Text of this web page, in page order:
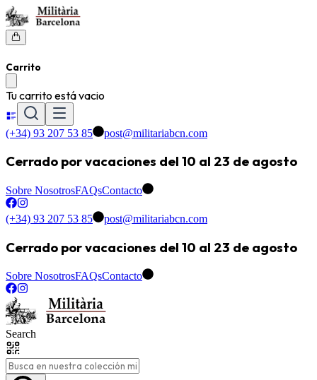
Carrito
Tu carrito está vacio
(+34) 93 207 53 85 post@militariabcn.com
Cerrado por vacaciones del 10 al 23 de agosto
Sobre NosotrosFAQsContacto
(+34) 93 207 53 85 post@militariabcn.com
Cerrado por vacaciones del 10 al 23 de agosto
Sobre NosotrosFAQsContacto
Search